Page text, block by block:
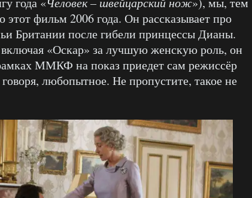
фильм 2006 года. Он рассказывает про
Британии после гибели принцессы Дианы.
«Оскар» за лучшую женскую роль, он
ММКФ на показ приедет сам режиссёр
любопытное. Не пропустите, такое не